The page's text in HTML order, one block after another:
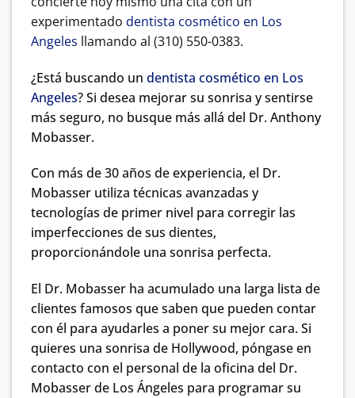
experimentado dentista cosmético en Los
Angeles llamando al (310) 550-0383.
¿Está buscando un dentista cosmético en Los
Angeles? Si desea mejorar su sonrisa y sentirse
más seguro, no busque más allá del Dr. Anthony
Mobasser.
Con más de 30 años de experiencia, el Dr.
Mobasser utiliza técnicas avanzadas y
tecnologías de primer nivel para corregir las
imperfecciones de sus dientes,
proporcionándole una sonrisa perfecta.
El Dr. Mobasser ha acumulado una larga lista de
clientes famosos que saben que pueden contar
con él para ayudarles a poner su mejor cara. Si
quieres una sonrisa de Hollywood, póngase en
contacto con el personal de la oficina del Dr.
Mobasser de Los Ángeles para programar su